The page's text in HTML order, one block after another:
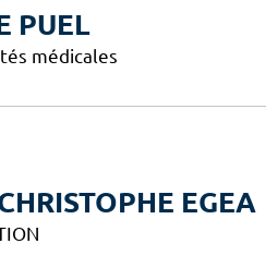
PUEL
médicales
EGEA